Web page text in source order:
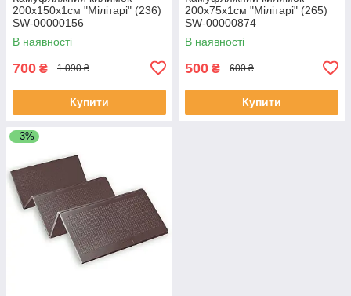
200х150х1см "Мілітарі" (236)
SW-00000156
В наявності
700 ₴ 1 090 ₴
Купити
200х75х1см "Мілітарі" (265)
SW-00000874
В наявності
500 ₴ 600 ₴
Купити
–3%